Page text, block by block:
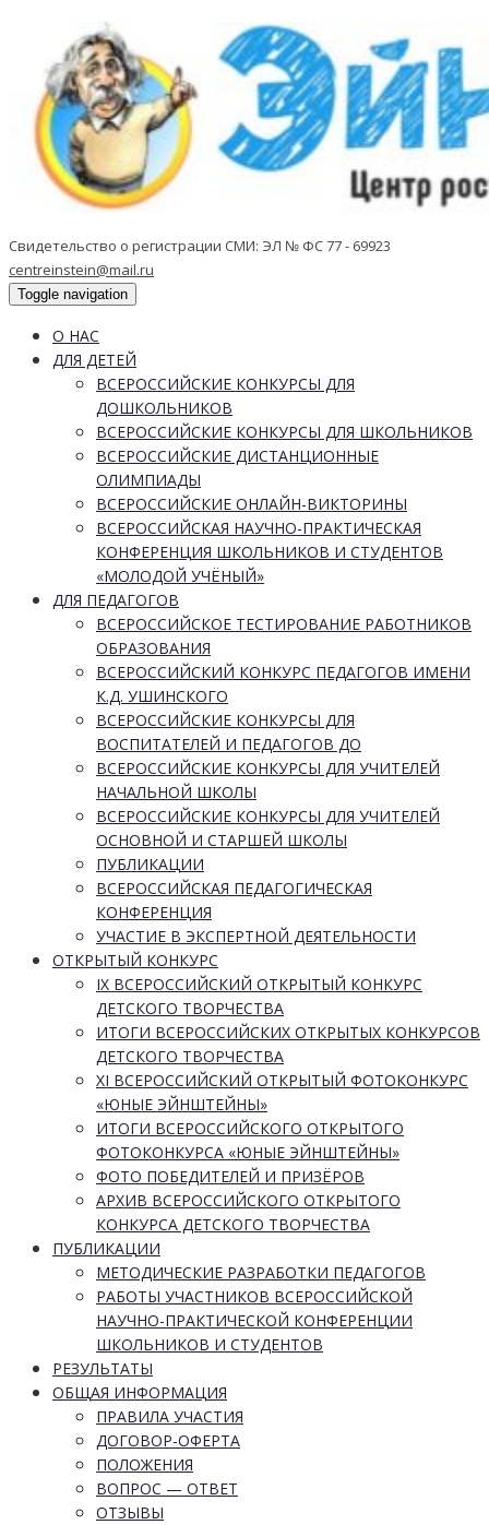
Свидетельство о регистрации СМИ: ЭЛ № ФС 77 - 69923
centreinstein@mail.ru
Toggle navigation
О НАС
ДЛЯ ДЕТЕЙ
ВСЕРОССИЙСКИЕ КОНКУРСЫ ДЛЯ
ДОШКОЛЬНИКОВ
ВСЕРОССИЙСКИЕ КОНКУРСЫ ДЛЯ ШКОЛЬНИКОВ
ВСЕРОССИЙСКИЕ ДИСТАНЦИОННЫЕ
ОЛИМПИАДЫ
ВСЕРОССИЙСКИЕ ОНЛАЙН-ВИКТОРИНЫ
ВСЕРОССИЙСКАЯ НАУЧНО-ПРАКТИЧЕСКАЯ
КОНФЕРЕНЦИЯ ШКОЛЬНИКОВ И СТУДЕНТОВ
«МОЛОДОЙ УЧЁНЫЙ»
ДЛЯ ПЕДАГОГОВ
ВСЕРОССИЙСКОЕ ТЕСТИРОВАНИЕ РАБОТНИКОВ
ОБРАЗОВАНИЯ
ВСЕРОССИЙСКИЙ КОНКУРС ПЕДАГОГОВ ИМЕНИ
К.Д. УШИНСКОГО
ВСЕРОССИЙСКИЕ КОНКУРСЫ ДЛЯ
ВОСПИТАТЕЛЕЙ И ПЕДАГОГОВ ДО
ВСЕРОССИЙСКИЕ КОНКУРСЫ ДЛЯ УЧИТЕЛЕЙ
НАЧАЛЬНОЙ ШКОЛЫ
ВСЕРОССИЙСКИЕ КОНКУРСЫ ДЛЯ УЧИТЕЛЕЙ
ОСНОВНОЙ И СТАРШЕЙ ШКОЛЫ
ПУБЛИКАЦИИ
ВСЕРОССИЙСКАЯ ПЕДАГОГИЧЕСКАЯ
КОНФЕРЕНЦИЯ
УЧАСТИЕ В ЭКСПЕРТНОЙ ДЕЯТЕЛЬНОСТИ
ОТКРЫТЫЙ КОНКУРС
IX ВСЕРОССИЙСКИЙ ОТКРЫТЫЙ КОНКУРС
ДЕТСКОГО ТВОРЧЕСТВА
ИТОГИ ВСЕРОССИЙСКИХ ОТКРЫТЫХ КОНКУРСОВ
ДЕТСКОГО ТВОРЧЕСТВА
XI ВСЕРОССИЙСКИЙ ОТКРЫТЫЙ ФОТОКОНКУРС
«ЮНЫЕ ЭЙНШТЕЙНЫ»
ИТОГИ ВСЕРОССИЙСКОГО ОТКРЫТОГО
ФОТОКОНКУРСА «ЮНЫЕ ЭЙНШТЕЙНЫ»
ФОТО ПОБЕДИТЕЛЕЙ И ПРИЗЁРОВ
АРХИВ ВСЕРОССИЙСКОГО ОТКРЫТОГО
КОНКУРСА ДЕТСКОГО ТВОРЧЕСТВА
ПУБЛИКАЦИИ
МЕТОДИЧЕСКИЕ РАЗРАБОТКИ ПЕДАГОГОВ
РАБОТЫ УЧАСТНИКОВ ВСЕРОССИЙСКОЙ
НАУЧНО-ПРАКТИЧЕСКОЙ КОНФЕРЕНЦИИ
ШКОЛЬНИКОВ И СТУДЕНТОВ
РЕЗУЛЬТАТЫ
ОБЩАЯ ИНФОРМАЦИЯ
ПРАВИЛА УЧАСТИЯ
ДОГОВОР-ОФЕРТА
ПОЛОЖЕНИЯ
ВОПРОС — ОТВЕТ
ОТЗЫВЫ